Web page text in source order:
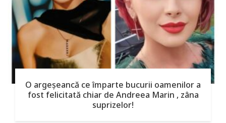
O argeşeancă ce împarte bucurii oamenilor a
fost felicitată chiar de Andreea Marin , zâna
suprizelor!